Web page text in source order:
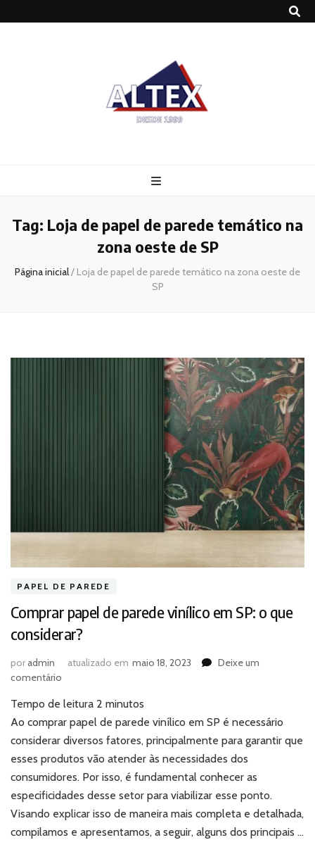
Tag: Loja de papel de parede temático na
zona oeste de SP
Página inicial/ Loja de papel de parede temático na zona oeste de
SP
PAPEL DE PAREDE
Comprar papel de parede vinílico em SP: o que
considerar?
poradmin atualizado em maio 18, 2023
Deixe um
comentário
papel
de
parede
em
SP:
o
que
considerar?
Tempo de leitura 2 minutos
Ao comprar papel de parede vinílico em SP é necessário
considerar diversos fatores, principalmente para garantir que
esses produtos vão atender às necessidades dos
consumidores. Por isso, é fundamental conhecer as
especificidades desse setor para viabilizar esse ponto.
Visando explicar isso de maneira mais completa e detalhada,
compilamos e apresentamos, a seguir, alguns dos principais …